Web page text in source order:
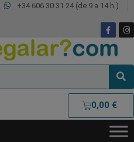
+34 606 30 31 24 (de 9 a 14 h.)
0,00 €